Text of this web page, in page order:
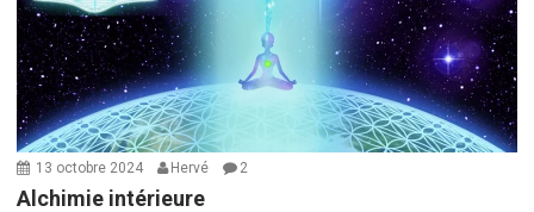
13 octobre 2024 Hervé 2
Alchimie intérieure